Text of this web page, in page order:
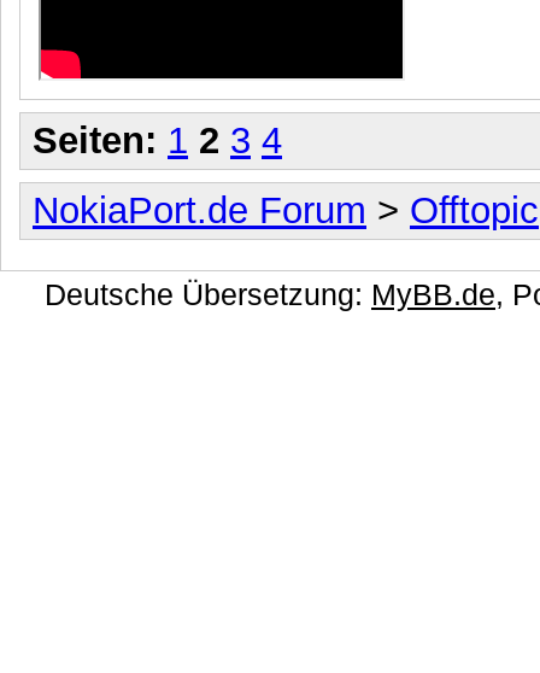
Seiten: 1 2 3 4
NokiaPort.de Forum > Offtopic
Deutsche Übersetzung: MyBB.de,